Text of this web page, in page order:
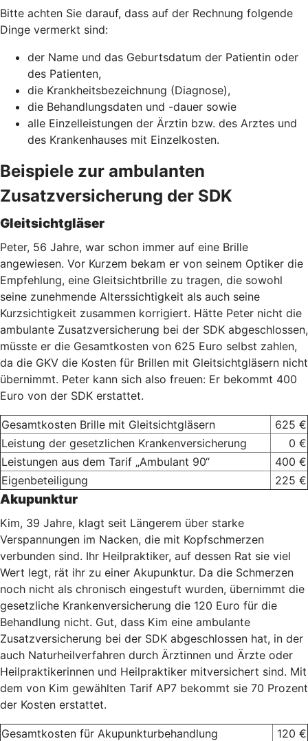
Bitte achten Sie darauf, dass auf der Rechnung folgende
Dinge vermerkt sind:
der Name und das Geburtsdatum der Patientin oder
des Patienten,
die Krankheitsbezeichnung (Diagnose),
die Behandlungsdaten und -dauer sowie
alle Einzelleistungen der Ärztin bzw. des Arztes und
des Krankenhauses mit Einzelkosten.
Beispiele zur ambulanten
Zusatzversicherung der SDK
Gleitsichtgläser
Peter, 56 Jahre, war schon immer auf eine Brille
angewiesen. Vor Kurzem bekam er von seinem Optiker die
Empfehlung, eine Gleitsichtbrille zu tragen, die sowohl
seine zunehmende Alterssichtigkeit als auch seine
Kurzsichtigkeit zusammen korrigiert. Hätte Peter nicht die
ambulante Zusatzversicherung bei der SDK abgeschlossen,
müsste er die Gesamtkosten von 625 Euro selbst zahlen,
da die GKV die Kosten für Brillen mit Gleitsichtgläsern nicht
übernimmt. Peter kann sich also freuen: Er bekommt 400
Euro von der SDK erstattet.
Gesamtkosten Brille mit Gleitsichtgläsern
625 €
Leistung der gesetzlichen Krankenversicherung
0 €
Leistungen aus dem Tarif „Ambulant 90“
400 €
Eigenbeteiligung
225 €
Akupunktur
Kim, 39 Jahre, klagt seit Längerem über starke
Verspannungen im Nacken, die mit Kopfschmerzen
verbunden sind. Ihr Heilpraktiker, auf dessen Rat sie viel
Wert legt, rät ihr zu einer Akupunktur. Da die Schmerzen
noch nicht als chronisch eingestuft wurden, übernimmt die
gesetzliche Krankenversicherung die 120 Euro für die
Behandlung nicht. Gut, dass Kim eine ambulante
Zusatzversicherung bei der SDK abgeschlossen hat, in der
auch Naturheilverfahren durch Ärztinnen und Ärzte oder
Heilpraktikerinnen und Heilpraktiker mitversichert sind. Mit
dem von Kim gewählten Tarif AP7 bekommt sie 70 Prozent
der Kosten erstattet.
Gesamtkosten für Akupunkturbehandlung
120 €